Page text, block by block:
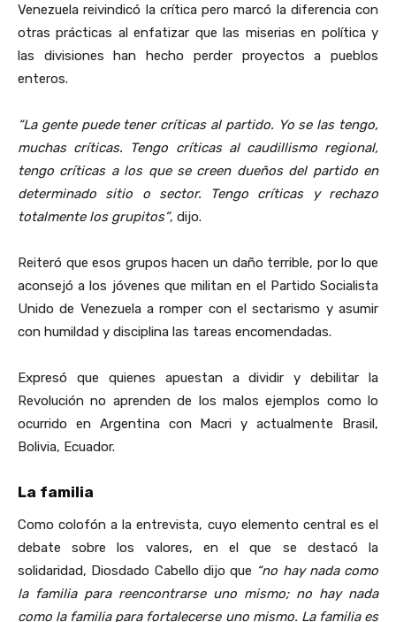
Venezuela reivindicó la crítica pero marcó la diferencia con
otras prácticas al enfatizar que las miserias en política y
las divisiones han hecho perder proyectos a pueblos
enteros.
“La gente puede tener críticas al partido. Yo se las tengo,
muchas críticas. Tengo críticas al caudillismo regional,
tengo críticas a los que se creen dueños del partido en
determinado sitio o sector. Tengo críticas y rechazo
totalmente los grupitos”, dijo.
Reiteró que esos grupos hacen un daño terrible, por lo que
aconsejó a los jóvenes que militan en el Partido Socialista
Unido de Venezuela a romper con el sectarismo y asumir
con humildad y disciplina las tareas encomendadas.
Expresó que quienes apuestan a dividir y debilitar la
Revolución no aprenden de los malos ejemplos como lo
ocurrido en Argentina con Macri y actualmente Brasil,
Bolivia, Ecuador.
La familia
Como colofón a la entrevista, cuyo elemento central es el
debate sobre los valores, en el que se destacó la
solidaridad, Diosdado Cabello dijo que “no hay nada como
la familia para reencontrarse uno mismo; no hay nada
como la familia para fortalecerse uno mismo. La familia es